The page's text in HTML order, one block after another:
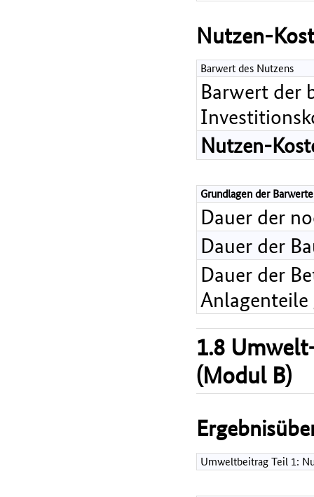
Nutzen-
Barwert des Nutzens
Barwert der
Nutzen-
Grundlagen der
Dauer der
Dauer der
Dauer der
1.8
(Modul B)
Umweltbeitrag Teil 1: